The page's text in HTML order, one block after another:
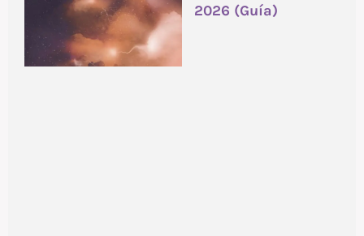
2026 (Guía)